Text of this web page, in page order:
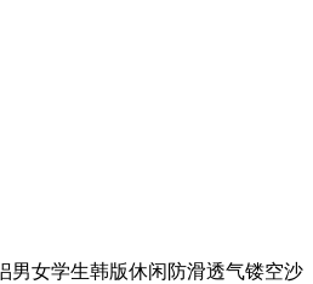
男女学生韩版休闲防滑透气镂空沙